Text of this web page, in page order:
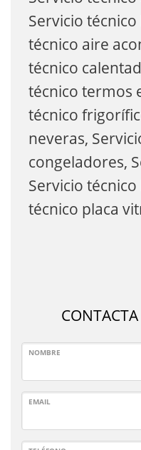
Servicio
técnico aire
técnico
técnico termos
técnico
neveras,
congeladores,
Servicio
técnico placa
NOMBRE
EMAIL